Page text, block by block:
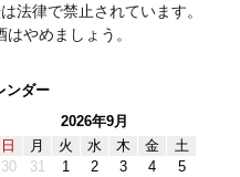
法律で禁止されています。
やめましょう。
ンダー
2026年9月
日
月 火 水 木 金
土
30
31 1 2 3 4
5